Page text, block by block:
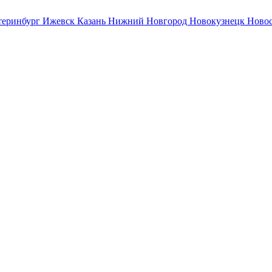
Ижевск Казань Нижний Новгород Новокузнецк